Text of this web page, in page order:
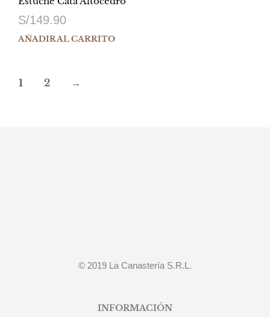
S/149.90
AÑADIR AL CARRITO
1 2 →
© 2019 La Canastería S.R.L.
INFORMACIÓN